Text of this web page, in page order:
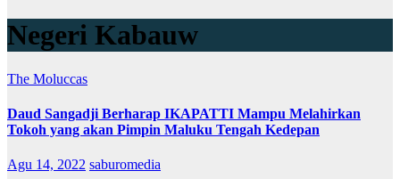
Negeri Kabauw
The Moluccas
Daud Sangadji Berharap IKAPATTI Mampu Melahirkan
Tokoh yang akan Pimpin Maluku Tengah Kedepan
Agu 14, 2022 saburomedia